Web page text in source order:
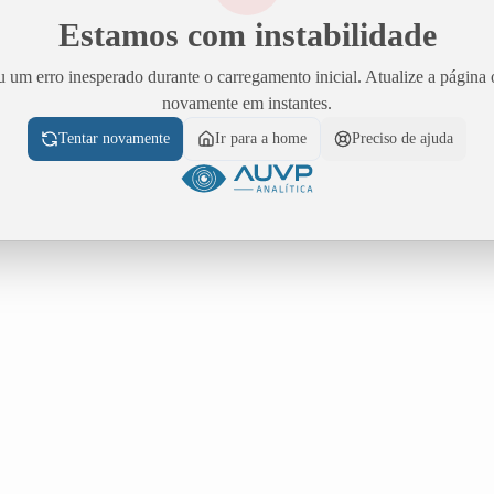
Estamos com instabilidade
um erro inesperado durante o carregamento inicial. Atualize a página
novamente em instantes.
Tentar novamente Ir para a home Preciso de ajuda